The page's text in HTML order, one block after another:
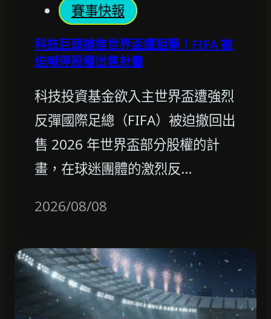
賽事快報
科技巨頭搶進世界盃遭狙擊！FIFA 被
迫喊停股權出售計畫
科技投資基金欲入主世界盃遭強烈
反彈國際足總（FIFA）被迫撤回出
售 2026 年世界盃部分股權的計
畫，在球迷團體的激烈反…
2026/08/08